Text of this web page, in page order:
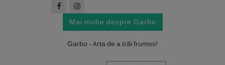
Mai multe despre Garbo
Garbo - Arta de a trăi frumos!